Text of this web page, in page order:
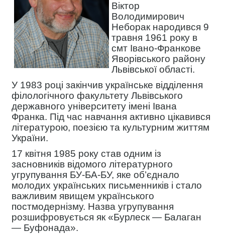
Віктор
Володимирович
Неборак народився 9
травня 1961 року в
смт Івано-Франкове
Яворівського району
Львівської області.
У 1983 році закінчив українське відділення
філологічного факультету Львівського
державного університету імені Івана
Франка. Під час навчання активно цікавився
літературою, поезією та культурним життям
України.
17 квітня 1985 року став одним із
засновників відомого літературного
угрупування БУ-БА-БУ, яке об’єднало
молодих українських письменників і стало
важливим явищем українського
постмодернізму. Назва угрупування
розшифровується як «Бурлеск — Балаган
— Буфонада».